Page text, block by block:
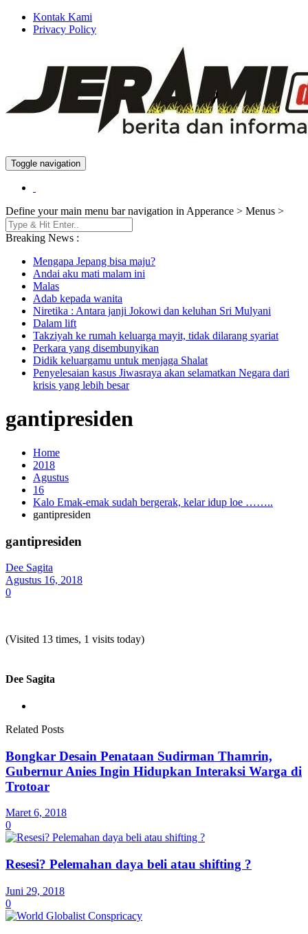
Kontak Kami
Privacy Policy
Jeramidotinfo
Berita dan Informasi Terkini
Toggle navigation
Define your main menu bar navigation in Apperance > Menus >
Breaking News :
Mengapa Jepang bisa maju?
Andai aku mati malam ini
Malas
Adab kepada wanita
Niretika : Antara janji Jokowi dan keluhan Sri Mulyani
Dalam lift
Takziyah ke rumah keluarga mayit, tidak dilarang syariat
Perkara yang disembunyikan
Didik keluargamu untuk menjaga Shalat
Penyelesaian kasus Jiwasraya akan selamatkan Negara dari
krisis yang lebih besar
gantipresiden
Home
2018
Agustus
16
Kalo Emak-emak sudah bergerak, kelar idup loe ……..
gantipresiden
gantipresiden
Dee Sagita
Agustus 16, 2018
0
(Visited 13 times, 1 visits today)
Dee Sagita
Related Posts
Bongkar Desain Penataan Sudirman Thamrin,
Gubernur Anies Ingin Hidupkan Interaksi Warga di
Trotoar
Maret 6, 2018
0
Resesi? Pelemahan daya beli atau shifting ?
Juni 29, 2018
0